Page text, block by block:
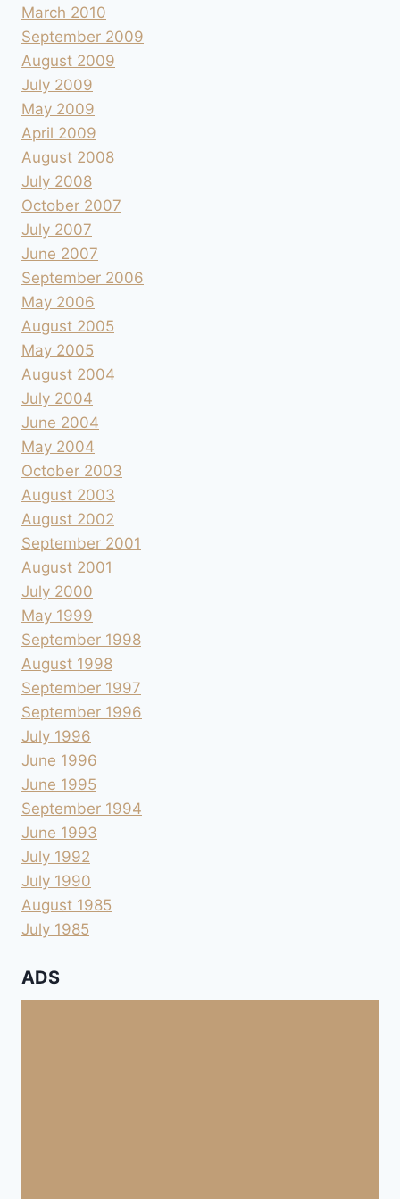
March 2010
September 2009
August 2009
July 2009
May 2009
April 2009
August 2008
July 2008
October 2007
July 2007
June 2007
September 2006
May 2006
August 2005
May 2005
August 2004
July 2004
June 2004
May 2004
October 2003
August 2003
August 2002
September 2001
August 2001
July 2000
May 1999
September 1998
August 1998
September 1997
September 1996
July 1996
June 1996
June 1995
September 1994
June 1993
July 1992
July 1990
August 1985
July 1985
ADS